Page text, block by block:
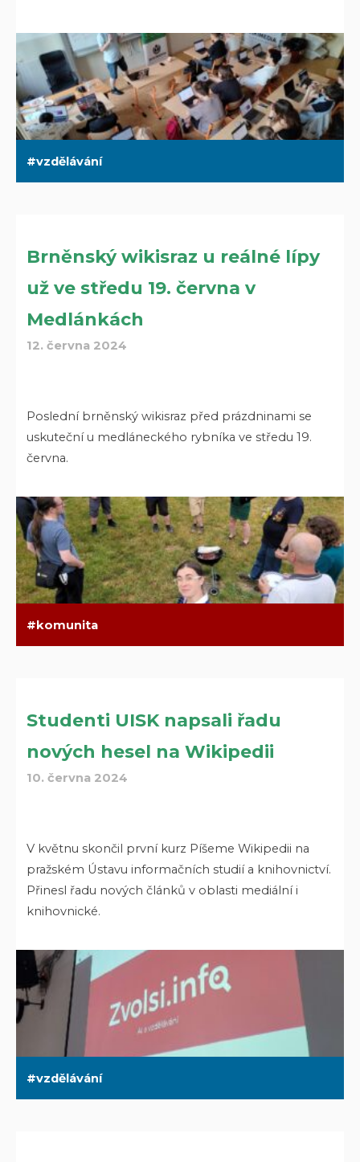
vzdělávání
Brněnský wikisraz u reálné lípy
už ve středu 19. června v
Medlánkách
12. června 2024
Poslední brněnský wikisraz před prázdninami se
uskuteční u medláneckého rybníka ve středu 19.
června.
komunita
Studenti UISK napsali řadu
nových hesel na Wikipedii
10. června 2024
V květnu skončil první kurz Píšeme Wikipedii na
pražském Ústavu informačních studií a knihovnictví.
Přinesl řadu nových článků v oblasti mediální i
knihovnické.
vzdělávání